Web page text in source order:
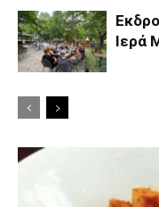
Ιερά